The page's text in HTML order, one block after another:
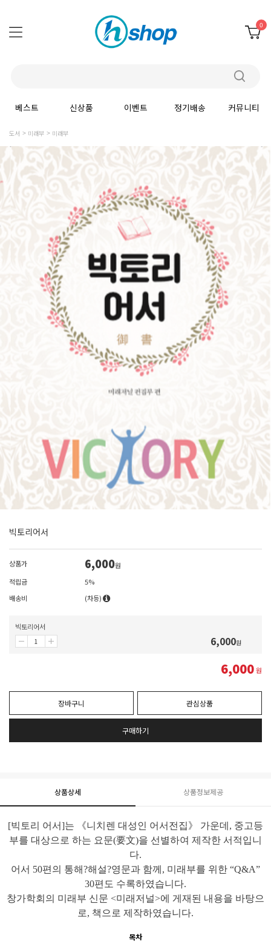
0
베스트 신상품 이벤트 정기배송 커뮤니티
도서 미래부 미래부
빅토리어서
상품가 6,000원
적립금
5%
배송비
(차등)
빅토리어서
6,000원
6,000원
장바구니 관심상품
구매하기
상품상세 상품정보제공
[빅토리 어서]는 《니치렌 대성인 어서전집》 가운데 , 중고등
부를 대상으로 하는 요문(要文)을 선별하여 제작한 서적입니
다.
어서 50편의 통해?해설?영문과 함께 , 미래부를 위한 “Q&A”
30편도 수록하였습니다.
창가학회의 미래부 신문 <미래저널>에 게재된 내용을 바탕으
로, 책으로 제작하였습니다.
목차